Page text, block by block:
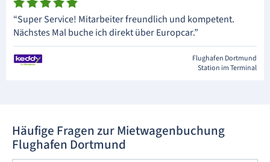
“Super Service! Mitarbeiter freundlich und kompetent.
Nächstes Mal buche ich direkt über Europcar.”
Flughafen Dortmund
Station im Terminal
Häufige Fragen zur Mietwagenbuchung
Flughafen Dortmund